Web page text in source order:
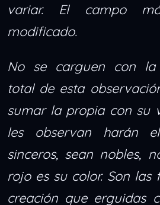
variar. El campo
modificado.
No se carguen con la
total de esta
sumar la propia con su
les observan harán
sinceros, sean nobles,
rojo es su color. Son las
creación que erguidas